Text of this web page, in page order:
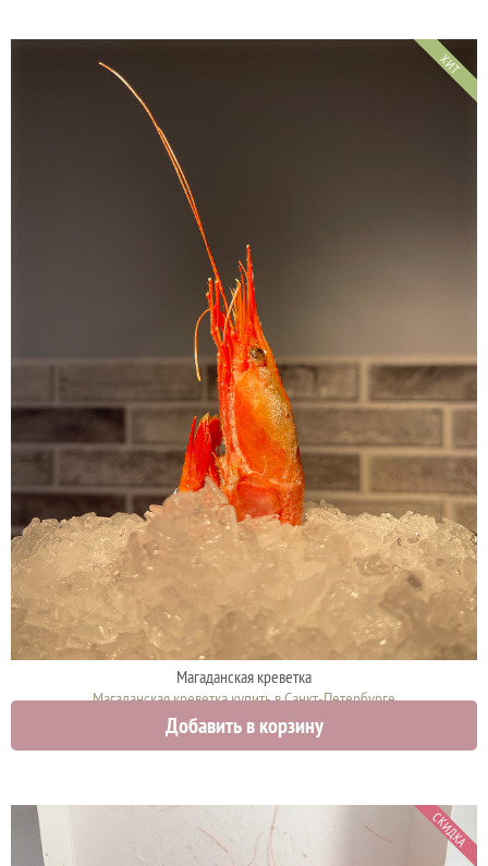
ХИТ
Магаданская креветка
Магаданская креветка купить в Санкт-Петербурге
3200 руб.
Добавить в корзину
СКИДКА